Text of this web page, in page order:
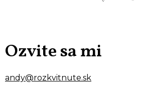
Ozvite sa mi
andy@rozkvitnute.sk